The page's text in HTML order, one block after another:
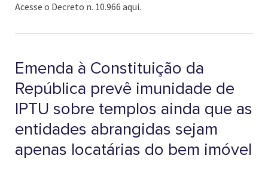
Acesse o Decreto n. 10.966 aqui.
Emenda à Constituição da
República prevê imunidade de
IPTU sobre templos ainda que as
entidades abrangidas sejam
apenas locatárias do bem imóvel